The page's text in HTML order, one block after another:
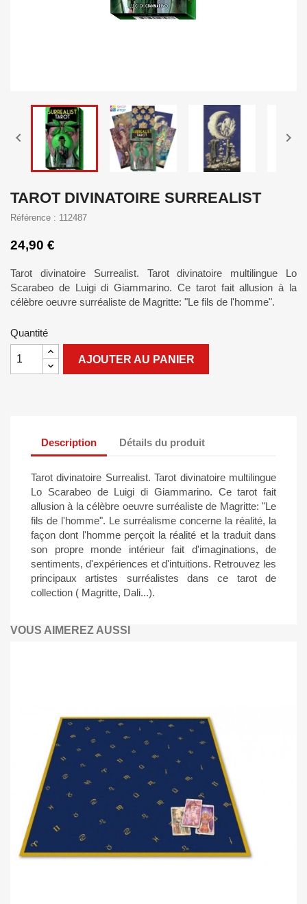
 
TAROT DIVINATOIRE SURREALIST
Référence : 112487
24,90 €
Tarot divinatoire Surrealist. Tarot divinatoire multilingue Lo
Scarabeo de Luigi di Giammarino. Ce tarot fait allusion à la
célèbre oeuvre surréaliste de Magritte: "Le fils de l'homme".
Quantité
AJOUTER AU PANIER
Description Détails du produit
Tarot divinatoire Surrealist. Tarot divinatoire multilingue
Lo Scarabeo de Luigi di Giammarino. Ce tarot fait
allusion à la célèbre oeuvre surréaliste de Magritte: "Le
fils de l'homme". Le surréalisme concerne la réalité, la
façon dont l'homme perçoit la réalité et la traduit dans
son propre monde intérieur fait d'imaginations, de
sentiments, d'expériences et d'intuitions. Retrouvez les
principaux artistes surréalistes dans ce tarot de
collection ( Magritte, Dali...).
VOUS AIMEREZ AUSSI